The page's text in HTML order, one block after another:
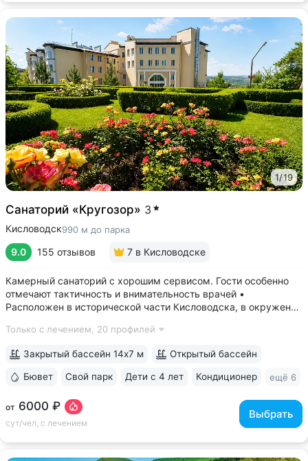
1/19
Санаторий «Кругозор» 3
Кисловодск990 м до парка
9.0 155 отзывов 7 в Кисловодске
Камерный санаторий с хорошим сервисом. Гости особенно
отмечают тактичность и внимательность врачей •
Расположен в исторической части Кисловодска, в окружении
лестницы и входа в Курортный парк • Территория 3,2 га
Только с лечением, 20 профилей
от 6000 ₽
сут/чел, с лечением
Выбрать
Закрытый бассейн 14х7 м Открытый бассейн
Бювет Свой парк Дети с 4 лет Кондиционер ещё 6